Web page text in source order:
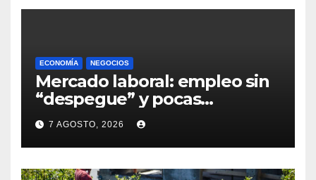
ECONOMÍA NEGOCIOS
Mercado laboral: empleo sin
“despegue” y pocas
expectativas empresariales
sobre aumento de personal
7 AGOSTO, 2026